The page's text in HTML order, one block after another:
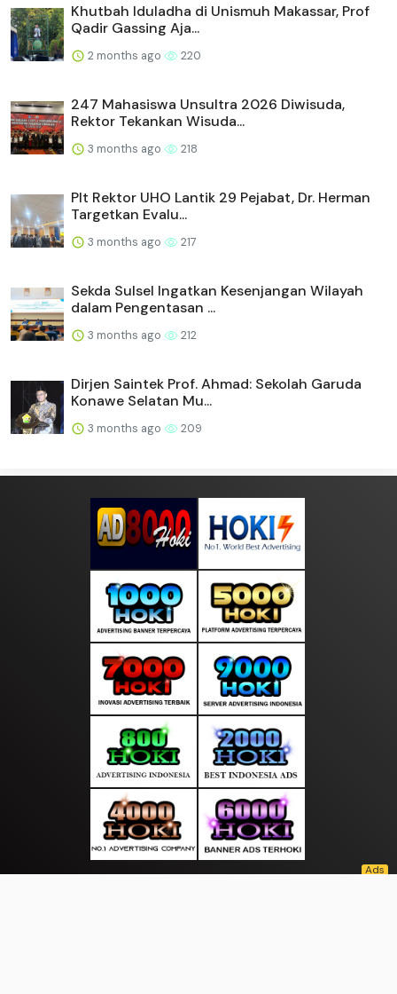
Khutbah Iduladha di Unismuh Makassar, Prof
Qadir Gassing Aja...
2 months ago 220
247 Mahasiswa Unsultra 2026 Diwisuda,
Rektor Tekankan Wisuda...
3 months ago 218
Plt Rektor UHO Lantik 29 Pejabat, Dr. Herman
Targetkan Evalu...
3 months ago 217
Sekda Sulsel Ingatkan Kesenjangan Wilayah
dalam Pengentasan ...
3 months ago 212
Dirjen Saintek Prof. Ahmad: Sekolah Garuda
Konawe Selatan Mu...
3 months ago 209